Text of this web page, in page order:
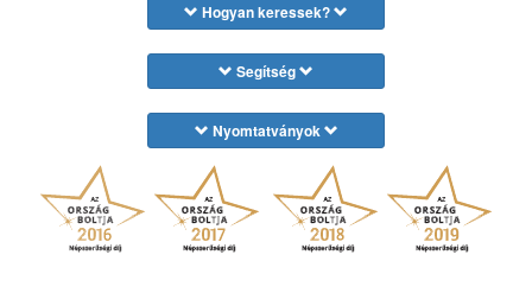
Hogyan keressek?
Segítség
Nyomtatványok